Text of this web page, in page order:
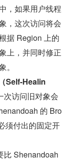
，如果用户线程
，这次访问将会
据 Region 上的
上，并同时修正
Self-Healin
次访问旧对象会
的 Bro
须付出的固定开
比 Shenandoah